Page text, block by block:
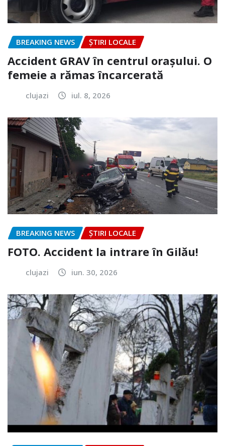
BREAKING NEWS ȘTIRI LOCALE
Accident GRAV în centrul orașului. O
femeie a rămas încarcerată
clujazi iul. 8, 2026
BREAKING NEWS ȘTIRI LOCALE
FOTO. Accident la intrare în Gilău!
clujazi iun. 30, 2026